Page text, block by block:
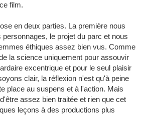
film.
en deux parties. La première nous
le projet du parc et nous
éthiques assez bien vus. Comme
la science uniquement pour assouvir
excentrique et pour le seul plaisir
clair, la réflexion n'est qu'à peine
place au suspens et à l'action. Mais
assez bien traitée et rien que cet
leçons à des productions plus